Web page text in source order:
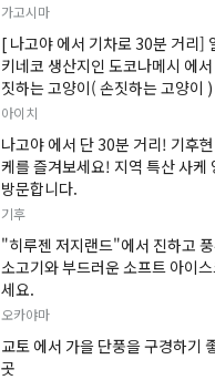
가고시마
[ 나고야 에서 기차로 30분 거리]
키네코 생산지인 도코나메시 에
짓하는 고양이( 손짓하는 고양이
정보입니다.
아이치
나고야 에서 단 30분 거리! 기후
케를 즐겨보세요! 지역 특산 사케
방문합니다.
기후
"히루젠 저지랜드"에서 진하고
소고기와 부드러운 소프트 아이
세요.
오카야마
교토 에서 가을 단풍을 구경하기
곳